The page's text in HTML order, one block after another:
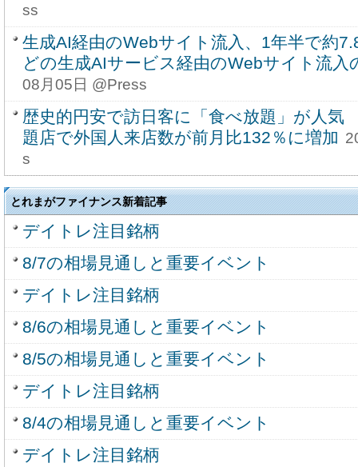
ss
生成AI経由のWebサイト流入、1年半で約
どの生成AIサービス経由のWebサイト流入
08月05日 @Press
歴史的円安で訪日客に「食べ放題」が人
題店で外国人来店数が前月比132％に増加
s
とれまがファイナンス新着記事
デイトレ注目銘柄
8/7の相場見通しと重要イベント
デイトレ注目銘柄
8/6の相場見通しと重要イベント
8/5の相場見通しと重要イベント
デイトレ注目銘柄
8/4の相場見通しと重要イベント
デイトレ注目銘柄